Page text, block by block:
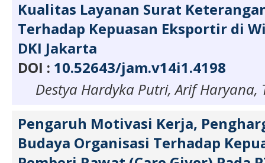
Kualitas Layanan Surat
Terhadap Kepuasan Eksportir di
DKI Jakarta
DOI : 10.52643/jam.v14i1.4198
Destya Hardyka Putri, Arif Haryana,
Pengaruh Motivasi Kerja,
Budaya Organisasi Terhadap